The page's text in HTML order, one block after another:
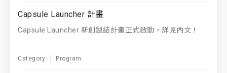
Capsule Launcher 計畫
Capsule Launcher 新創鏈結計畫正式啟動，詳見內文！
Category Program